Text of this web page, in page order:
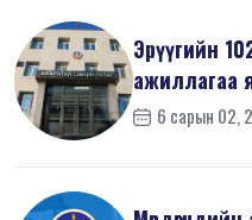
Эрүүгийн
ажиллагаа
6 сарын 02,